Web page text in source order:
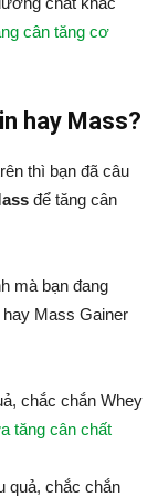
cân tăng cơ
hay Mass?
thì bạn đã câu
để tăng cân
mà bạn đang
Mass Gainer
chắc chắn Whey
tăng cân chất
quả, chắc chắn